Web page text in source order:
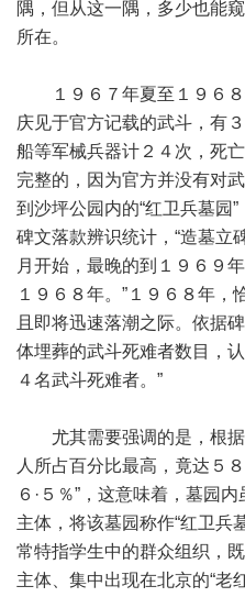
隅，但从这一隅，多少也能
所在。
１９６７年夏至１９６８
庆见于官方记载的武斗，有
船等军械兵器计２４次，死
完整的，因为官方并没有对
到沙坪公园内的“红卫兵墓园
碑文落款辨识统计，“造墓立
月开始，最晚的到１９６９
１９６８年。”１９６８年，
且即将迅速落潮之际。依据
体埋葬的武斗死难者数目，
４名武斗死难者。”
尤其需要强调的是，根据
人所占百分比最高，竟达５
６·５％”，这意味着，墓园
主体，将该墓园称作“红卫兵
常特指学生中的群众组织，
主体、集中出现在北京的“老